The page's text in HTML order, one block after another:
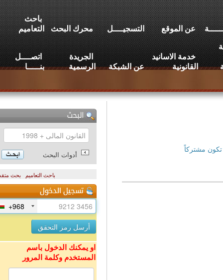
عن الموقع التسجيــــل محرك البحث
باحث
التعاميم
خدمة الاسانيد
القانونية
عن الشبكة
الجريدة
الرسمية
اتصــــل
بنـــــا
أدوات البحث
باحث التعاميم بحث متقدم
+968
او يمكنك الدخول باسم
المستخدم وكلمة المرور